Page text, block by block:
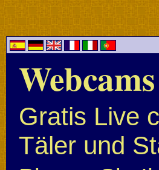
Gratis Live
Täler und